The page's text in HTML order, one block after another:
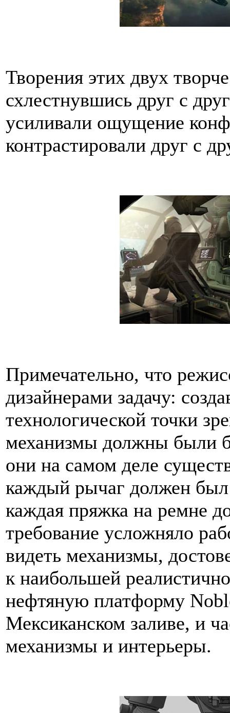
Творения этих двух
схлестнувшись друг с
усиливали ощущение
контрастировали друг с
Примечательно, что
дизайнерами задачу:
технологической точки
механизмы должны были
они на самом деле
каждый рычаг должен
каждая пряжка на ремне
требование усложняло
видеть механизмы,
к наибольшей
нефтяную платформу
Мексиканском заливе, и
механизмы и интерьеры.